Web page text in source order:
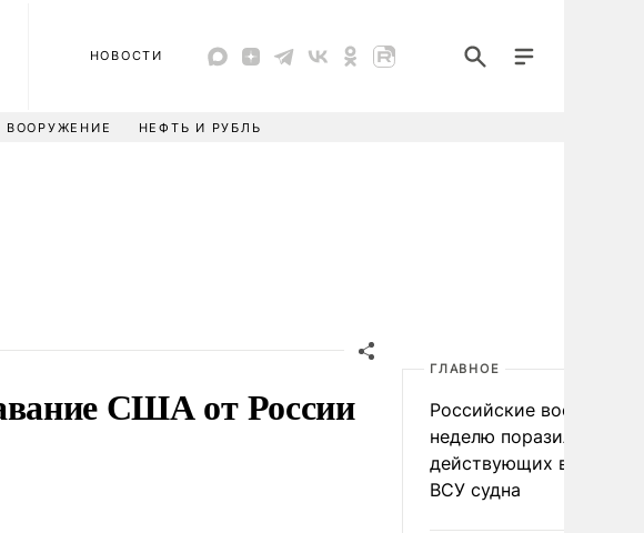
НОВОСТИ
ВООРУЖЕНИЕ НЕФТЬ И РУБЛЬ
США от России
ГЛАВНОЕ
Российские военные за
неделю поразили 34
действующих в
ВСУ судна